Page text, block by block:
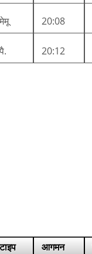
मेमू 20:08
पै. 20:12
टाइप आगमन